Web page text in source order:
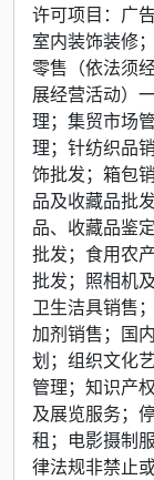
许可项目：广
室内装饰装修
零售（依法须
展经营活动）
理；集贸市场
理；针纺织品
饰批发；箱包
品及收藏品批
品、收藏品鉴
批发；食用农
批发；照相机
卫生洁具销售
加剂销售；国
划；组织文化
管理；知识产
及展览服务；
租；电影摄制
律法规非禁止